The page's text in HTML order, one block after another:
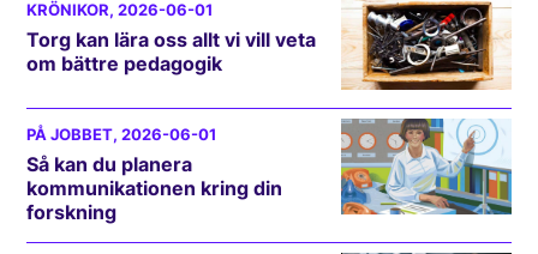
KRÖNIKOR, 2026-06-01
Torg kan lära oss allt vi vill veta
om bättre pedagogik
PÅ JOBBET, 2026-06-01
Så kan du planera
kommunikationen kring din
forskning